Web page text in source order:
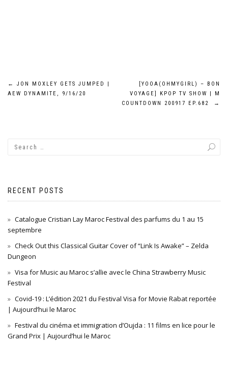
Post
←
JON MOXLEY GETS JUMPED |
AEW DYNAMITE, 9/16/20
[YOOA(OHMYGIRL) – BON
VOYAGE] KPOP TV SHOW | M
COUNTDOWN 200917 EP.682
→
RECENT POSTS
Catalogue Cristian Lay Maroc Festival des parfums du 1 au 15
septembre
Check Out this Classical Guitar Cover of “Link Is Awake” – Zelda
Dungeon
Visa for Music au Maroc s’allie avec le China Strawberry Music
Festival
Covid-19 : L’édition 2021 du Festival Visa for Movie Rabat reportée
| Aujourd’hui le Maroc
Festival du cinéma et immigration d’Oujda : 11 films en lice pour le
Grand Prix | Aujourd’hui le Maroc